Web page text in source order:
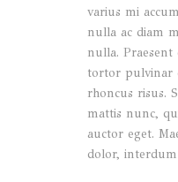
varius mi
nulla ac diam
nulla. Praesent
tortor pulvinar
rhoncus risus.
mattis nunc,
auctor eget.
dolor,